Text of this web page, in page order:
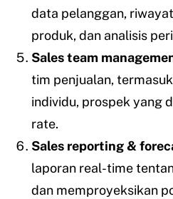
data pelanggan,
produk, dan analisis
Sales team
tim penjualan,
individu, prospek yang
rate.
Sales reporting &
laporan real-time
dan memproyeksikan